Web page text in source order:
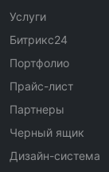
Услуги
Битрикс24
Портфолио
Прайс-лист
Партнеры
Черный ящик
Дизайн-система